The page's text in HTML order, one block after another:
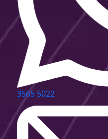
3565 5022